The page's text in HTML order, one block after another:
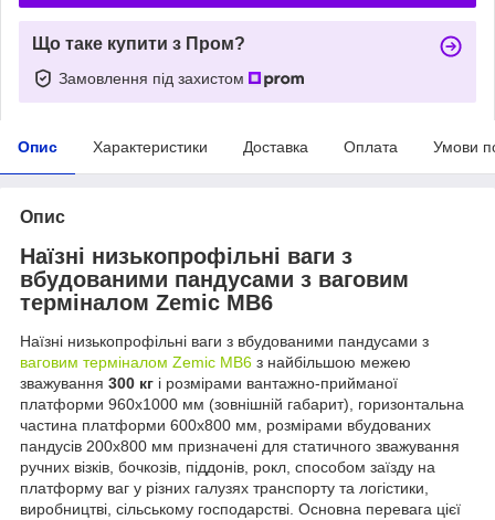
Що таке купити з Пром?
Замовлення під захистом
Опис Характеристики Доставка Оплата Умови
Опис
Наїзні низькопрофільні ваги з
вбудованими пандусами з ваговим
терміналом Zemic MB6
Наїзні низькопрофільні ваги з вбудованими пандусами з
ваговим терміналом Zemic MB6 з найбільшою межею
зважування 300 кг і розмірами вантажно-прийманої
платформи 960х1000 мм (зовнішній габарит), горизонтальна
частина платформи 600х800 мм, розмірами вбудованих
пандусів 200х800 мм призначені для статичного зважування
ручних візків, бочкозів, піддонів, рокл, способом заїзду на
платформу ваг у різних галузях транспорту та логістики,
виробництві, сільському господарстві. Основна перевага цієї